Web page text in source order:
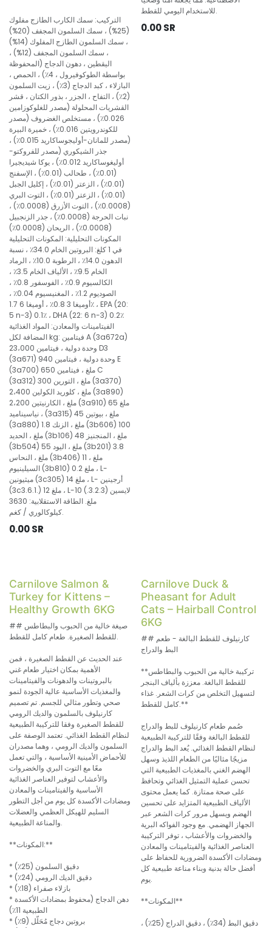
التركيب: سمك الكارب الطازج مفلوك
(25%) ، سمك السلمون المجفف (20%)
، سمك السلمون الطازج المفلوك (14%)
، سمك السلمون المجفف (12%) ،
اليقطين ، دهون الدجاج (المحفوظة
بواسطة الطوكوفيرول ، 4٪) ، الحمص ،
البازلاء ، كبد الدجاج (3٪) ، زيت السلمون
(2٪) ، التفاح ، الجزر ، بذور الكتان ، قشر
القشريات المحلولة (مصدر للغلوكوزامين
0.026٪) ، مستخلص الغضروف (مصدر
للكوندرويتين 0.016٪) ، خميرة البيرة
(مصدر للمانان-أوليجوساكاريد 0.015٪) ،
جذر الشيكوري (مصدر للفروكتو-
أوليغوساكاريد 0.012٪) ، يوكا شيديجيرا
(0.01٪) ، طحالب (0.01٪) ، الإسفنج
(0.01٪) ، الزعتر (0.01٪) ، إكليل الجبل
(0.01٪) ، الزعتر (0.01٪) ، التوت البري
(0.0008٪) ، التوت الأزرق (0.0008٪) ،
نبات الحرجة (0.0008٪) ، جذر الزنجبيل
(0.0008٪) ، الريحان (0.0008٪)
المكونات التحليلية: المكونات التحليلية
في 1 كلغ: البروتين الخام 34.0٪ ، نسبة
الدهون 14.0٪ ، الرطوبة 10.0٪ ، الرماد
الخام 9.5٪ ، الألياف الخام 3.5٪ ،
الكالسيوم 0.9٪ ، الفوسفور 0.8٪ ،
الصوديوم 1.2٪ ، المغنيسيوم 0.04٪ ،
أوميغا 3 0.8٪ ، أوميغا 6 1.7٪ ، EPA (20:
5 n-3) 0.1٪ ، DHA (22: 6 n-3) 0.2٪
الفيتامينات والمعادن: المواد الغذائية
المضافة لكل kg: فيتامين A (3a672a)
23،000 وحدة دولية ، فيتامين D3
(3a671) 940 وحدة دولية ، فيتامين E
(3a700) 650 ملغ ، فيتامين C
(3a312) 300 ملغ ، التورين (3a370)
2،400 ملغ ، كلوريد الكولين (3a890)
2،200 ملغ ، الكارنيتين (3a910) 65 ملغ
، نياسيناميد (3a315) 45 ملغ ، بيوتين
(3a880) 1.8 ملغ ، الزنك (3b606) 100
ملغ ، الحديد (3b106) 48 ملغ ، المنجنيز
(3b504) 55 ملغ ، اليود (3b201) 3.8
ملغ ، النحاس (3b406) 11 ملغ ،
السيلينيوم (3b810) 0.2 ملغ ، L-
ميثيونين (3c305) 14 ملغ ، L- أرجينين
(3c3.6.1.) 12 ملغ ، L-لايسين (3.2.3.) 10
ملغ. الطاقة الاستقلابية: 3630
كيلوكالوري / كغم.
0.00SR
للاستخدام اليومي للقطط.
0.00SR
Carnilove Salmon &
Turkey for Kittens –
Healthy Growth 6KG
## صيغة خالية من الحبوب والبطاطس
للقطط الصغيرة. طعام كامل للقطط.
عند الحديث عن القطط الصغيرة ، فمن
الأهمية بمكان اختيار طعام غني
بالبروتينات والدهونات والفيتامينات
والمغذيات الأساسية عالية الجودة لنمو
صحي وتطور مثالي للجسم. تم تصميم
كارنيلوف بالسلمون والديك الرومي
للقطط الصغيرة وفقا للتركيبة الطبيعية
لنظام القطط الغذائي. تعتمد الوصفة على
السلمون والديك الرومي ، وهما مصدران
للأحماض الأمينية الأساسية ، والتي تعمل
معًا مع التوت البري والخضروات
والأعشاب لتوفير العناصر الغذائية
الأساسية والفيتامينات والمعادن
ومضادات الأكسدة كل يوم من أجل التطور
السليم للهيكل العظمي والعضلات
والمناعة الطبيعية.
**المكونات:**
* دقيق السلمون (25٪)
* دقيق الديك الرومي (24٪)
* بازلاء صفراء (18٪)
* دهن الدجاج (محفوظ بمضادات الأكسدة
الطبيعية 11٪)
* بروتين دجاج مُحَلّل (9٪)
Carnilove Duck &
Pheasant for Adult
Cats – Hairball Control
6KG
## كارنيلوف للقطط البالغة - طعم
البط والدراج
**تركيبة خالية من الحبوب والبطاطس
للقطط البالغة. معززة بألياف البنجر
لتسهيل التخلص من كرات الشعر. غذاء
كامل للقطط.**
صُمم طعام كارنيلوف للبط والدراج
للقطط البالغة وفقًا للتركيبة الطبيعية
لنظام القطط الغذائي. يُعد البط والدراج
مزيجًا مثاليًا من الطعام اللذيذ وسهل
الهضم الغني بالمغذيات الطبيعية التي
تحسن عملية التمثيل الغذائي وتحافظ
على صحة ممتازة. كما يعمل محتوى
الألياف الطبيعية المتزايد على تحسين
الهضم ويسهل مرور كرات الشعر عبر
الجهاز الهضمي. مع وجود الفواكه البرية
والخضروات والأعشاب ، توفر التركيبة
العناصر الغذائية والفيتامينات والمعادن
ومضادات الأكسدة الضرورية للحفاظ على
أفضل حالة بدنية وبناء مناعة طبيعية كل
يوم.
**المكونات**
دقيق البط (34٪) ، دقيق الدراج (25٪) ،